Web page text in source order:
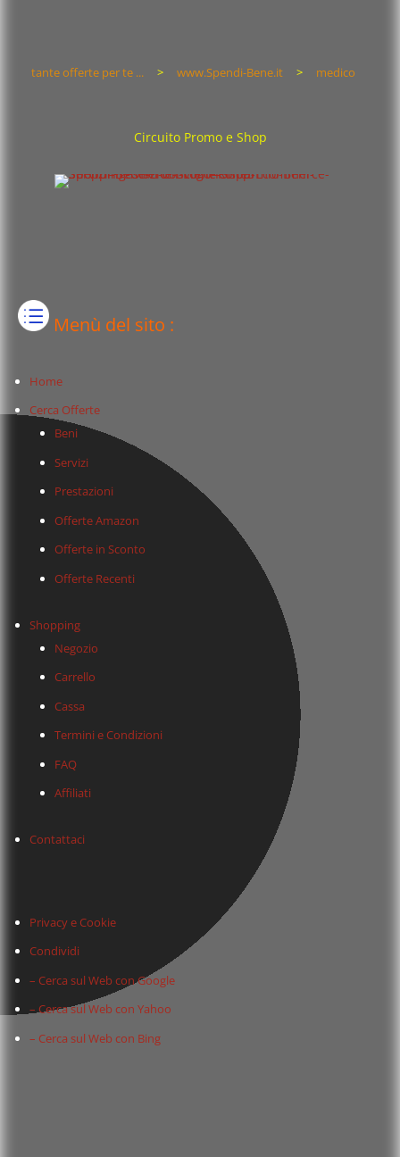
tante offerte per te ... > www.Spendi-Bene.it > medico
Circuito Promo e Shop
Menù del sito :
Home
Cerca Offerte
Beni
Servizi
Prestazioni
Offerte Amazon
Offerte in Sconto
Offerte Recenti
Shopping
Negozio
Carrello
Cassa
Termini e Condizioni
FAQ
Affiliati
Contattaci
Privacy e Cookie
Condividi
– Cerca sul Web con Google
– Cerca sul Web con Yahoo
– Cerca sul Web con Bing